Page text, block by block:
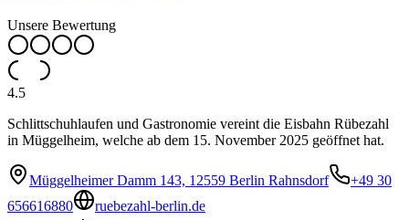
Unsere Bewertung
4.5
Schlittschuhlaufen und Gastronomie vereint die Eisbahn Rübezahl
in Müggelheim, welche ab dem 15. November 2025 geöffnet hat.
Müggelheimer Damm 143, 12559 Berlin Rahnsdorf
+49 30
656616880
ruebezahl-berlin.de